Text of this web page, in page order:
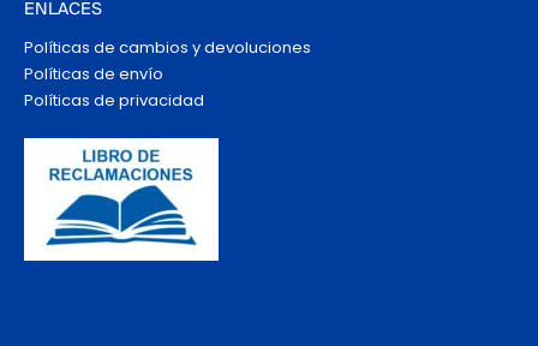
ENLACES
Políticas de cambios y devoluciones
Políticas de envío
Políticas de privacidad